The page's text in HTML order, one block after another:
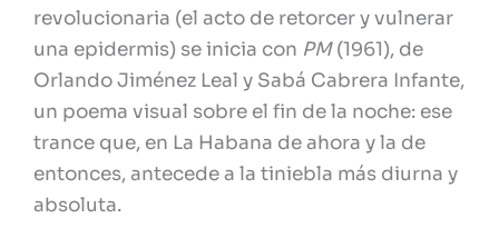
revolucionaria (el acto de retorcer y vulnerar
una epidermis) se inicia con PM(1961), de
Orlando Jiménez Leal y Sabá Cabrera Infante,
un poema visual sobre el fin de la noche: ese
trance que, en La Habana de ahora y la de
entonces, antecede a la tiniebla más diurna y
absoluta.